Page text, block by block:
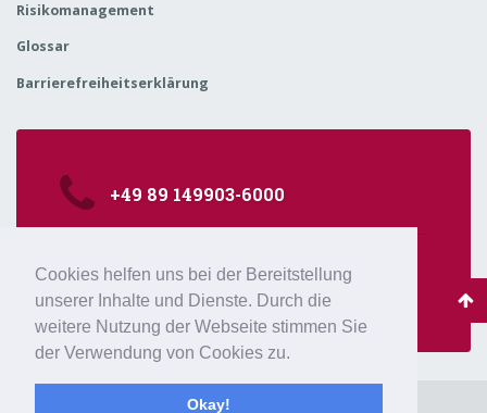
Cookies helfen uns bei der Bereitstellung
unserer Inhalte und Dienste. Durch die
weitere Nutzung der Webseite stimmen Sie
der Verwendung von Cookies zu.
Okay!
Risikomanagement
Glossar
Barrierefreiheitserklärung
+49 89 149903-6000
Sonnenstr. 24-26, 80331 München
Impressum